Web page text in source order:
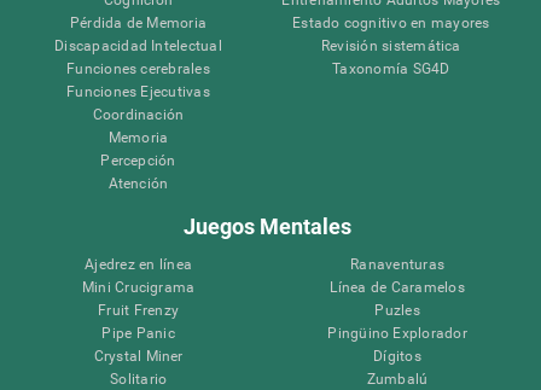
Pérdida de Memoria
Discapacidad Intelectual
Funciones cerebrales
Funciones Ejecutivas
Coordinación
Memoria
Percepción
Atención
Estado cognitivo en mayores
Revisión sistemática
Taxonomía SG4D
Juegos Mentales
Ajedrez en línea
Mini Crucigrama
Fruit Frenzy
Pipe Panic
Crystal Miner
Solitario
Ranaventuras
Línea de Caramelos
Puzles
Pingüino Explorador
Dígitos
Zumbalú